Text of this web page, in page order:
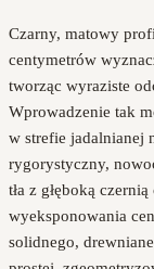
Czarny, matowy
centymetrów
tworząc wyraziste
Wprowadzenie tak
w strefie jadalnianej
rygorystyczny,
tła z głęboką
wyeksponowania
solidnego,